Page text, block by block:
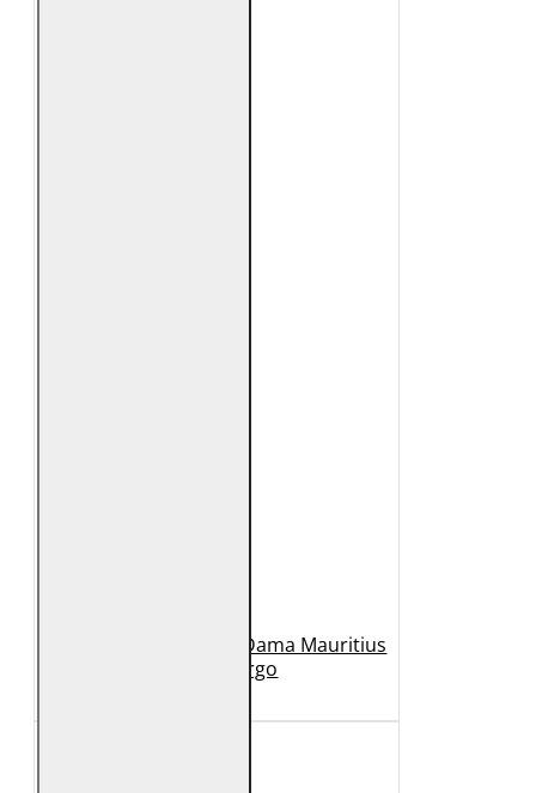
Geaca Lunga de Piele Dama Mauritius
Bej GWMargo